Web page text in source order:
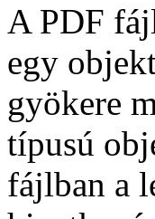
A PDF
egy
gyökere
típusú
fájlban a